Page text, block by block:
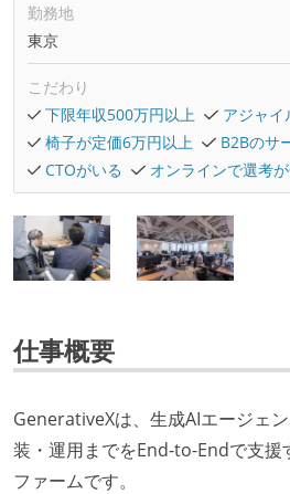
勤務地
東京
こだわり
下限年収500万円以上
アジャイ
椅子が定価6万円以上
B2Bのサ
CTOがいる
オンラインで選考
仕事概要
GenerativeXは、生成AIエージェ
装・運用までをEnd-to-Endで支援
ファームです。